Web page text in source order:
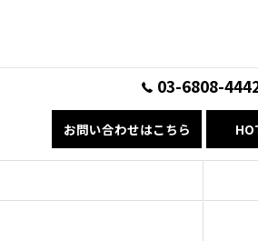
03-6808-
お問い合わせはこちら